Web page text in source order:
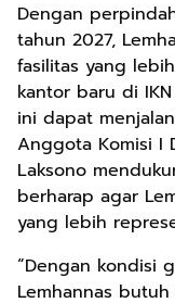
Dengan
tahun 2027,
fasilitas yang
kantor baru di
ini dapat
Anggota Komisi I
Laksono
berharap agar
yang lebih
“Dengan kondisi
Lemhannas